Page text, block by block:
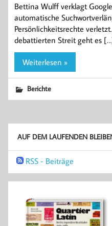
Bettina Wulff verklagt
automatische
Persönlichkeitsrechte
debattierten Streit geht es
Weiterlesen »
Berichte
AUF DEM LAUFENDEN
RSS - Beiträge